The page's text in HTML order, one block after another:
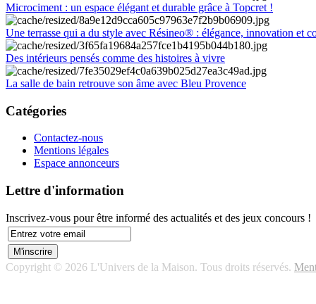
Microciment : un espace élégant et durable grâce à Topcret !
Une terrasse qui a du style avec Résineo® : élégance, innovation et
Des intérieurs pensés comme des histoires à vivre
La salle de bain retrouve son âme avec Bleu Provence
Catégories
Contactez-nous
Mentions légales
Espace annonceurs
Lettre d'information
Inscrivez-vous pour être informé des actualités et des jeux concours !
Copyright © 2026 L'Univers de la Maison. Tous droits réservés.